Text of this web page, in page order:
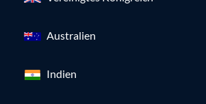
Australien
Indien